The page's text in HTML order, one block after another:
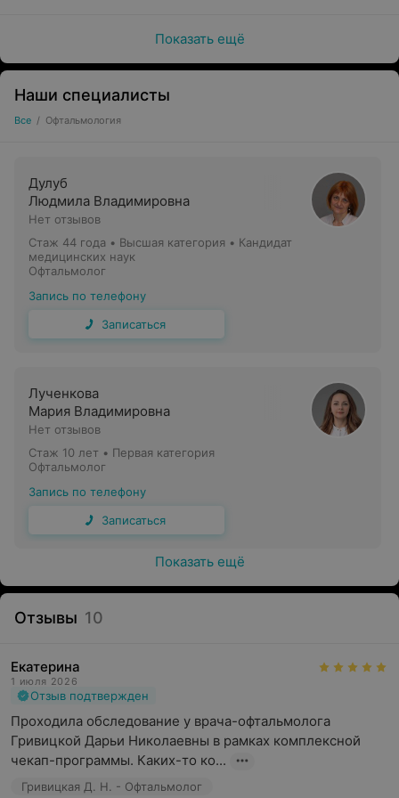
Взрослый приём
Консультация офтальмолога
Диагностические комплексы
Проверка остроты зрения
Компьютерная периметрия (оценка полей зрения)
Осмотр глазного дна фундус-линзой
кислоты
Подбор очков
Подбор контактных линз
Подбор торических контактных линз
Мазок с конъюнктивы на флору и чувствительность к
Показать ещё
Наши специалисты
Все / Офтальмология
Дулуб
Людмила Владимировна
Нет отзывов
Стаж 44 года • Высшая категория • Кандидат
медицинских наук
Офтальмолог
Запись по телефону
Записаться
Лученкова
Мария Владимировна
Нет отзывов
Стаж 10 лет • Первая категория
Офтальмолог
Запись по телефону
Записаться
Показать ещё
Отзывы 10
Екатерина
1 июля 2026
Отзыв подтвержден
Проходила обследование у врача-офтальмолога
Гривицкой Дарьи Николаевны в рамках комплексной
чекап-программы. Каких-то ко...
Гривицкая Д. Н. - Офтальмолог